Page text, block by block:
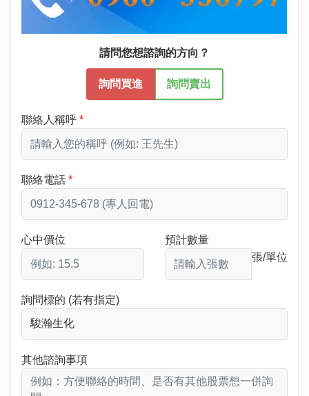
請問您想諮詢的方向？
詢問買進 詢問賣出
聯絡人稱呼
聯絡電話
心中價位
預計數量
張/單位
詢問標的 (若有指定)
其他諮詢事項